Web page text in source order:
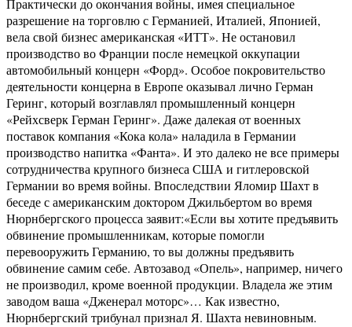
Практически до окончания войны, имея специальное
разрешение на торговлю с Германией, Италией, Японией,
вела свой бизнес американская «ИТТ». Не остановил
производство во Франции после немецкой оккупации
автомобильный концерн «Форд». Особое покровительство
деятельности концерна в Европе оказывал лично Герман
Геринг, который возглавлял промышленный концерн
«Рейхсверк Герман Геринг». Даже далекая от военных
поставок компания «Кока кола» наладила в Германии
производство напитка «Фанта». И это далеко не все примеры
сотрудничества крупного бизнеса США и гитлеровской
Германии во время войны. Впоследствии Яломир Шахт в
беседе с американским доктором Джильбертом во время
Нюрнбергского процесса заявит:«Если вы хотите предъявить
обвинение промышленникам, которые помогли
перевооружить Германию, то вы должны предъявить
обвинение самим себе. Автозавод «Опель», например, ничего
не производил, кроме военной продукции. Владела же этим
заводом ваша «Дженерал моторс»… Как известно,
Нюрнбергский трибунал признал Я. Шахта невиновным.